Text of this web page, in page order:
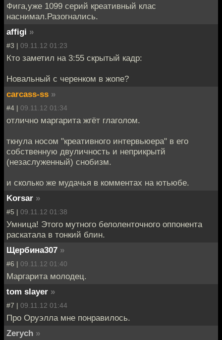
Фига,уже 1099 серий креативный клас
наснимал.Разогнались.
affigi »
#3 | 09.11.12 01:23
Кто заметил на 3:55 скрытый кадр:
Новальный с черенком в жопе?
carcass-ss »
#4 | 09.11.12 01:34
отлично маргарита жгёт глаголом.
ткнула носом "креативного интервьюера" в его
собственную двуличность и неприкрытй
(незаслуженный) снобизм.
и сколько же мудачья в комментах на ютьюбе.
Korsar »
#5 | 09.11.12 01:38
Умница! Этого мутного белоленточного оппонента
раскатала в тонкий блин.
Щербина307 »
#6 | 09.11.12 01:40
Маргарита молодец.
tom slayer »
#7 | 09.11.12 01:44
Про Оруэлла мне понравилось.
Zerych »